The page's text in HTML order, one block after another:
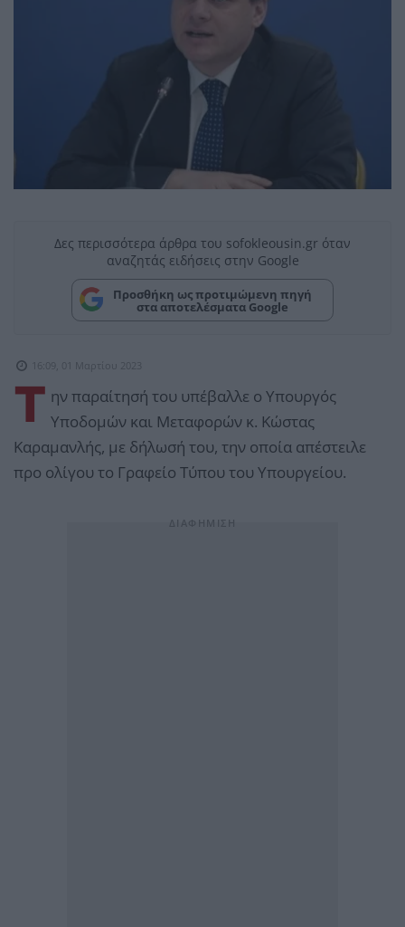
Δες περισσότερα άρθρα του sofokleousin.gr όταν
αναζητάς ειδήσεις στην Google
Προσθήκη ως προτιμώμενη πηγή
στα αποτελέσματα Google
16:09, 01 Μαρτίου 2023
Τ ην παραίτησή του υπέβαλλε ο Υπουργός
Υποδομών και Μεταφορών κ. Κώστας
Καραμανλής, με δήλωσή του, την οποία απέστειλε
προ ολίγου το Γραφείο Τύπου του Υπουργείου.